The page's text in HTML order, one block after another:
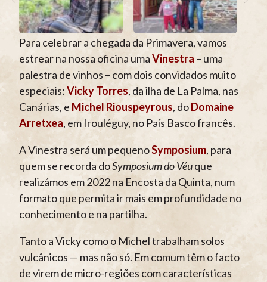
Para celebrar a chegada da Primavera, vamos
estrear na nossa oficina umaVinestra – uma
palestra de vinhos – com dois convidados muito
especiais:Vicky Torres, da ilha de La Palma, nas
Canárias, e Michel Riouspeyrous, doDomaine
Arretxea, em Irouléguy, no País Basco francês.
A Vinestra será um pequenoSymposium, para
quem se recorda doSymposium do Véuque
realizámos em 2022 na Encosta da Quinta, num
formato que permita ir mais em profundidade no
conhecimento e na partilha.
Tanto a Vicky como o Michel trabalham solos
vulcânicos — mas não só. Em comum têm o facto
de virem de micro-regiões com características